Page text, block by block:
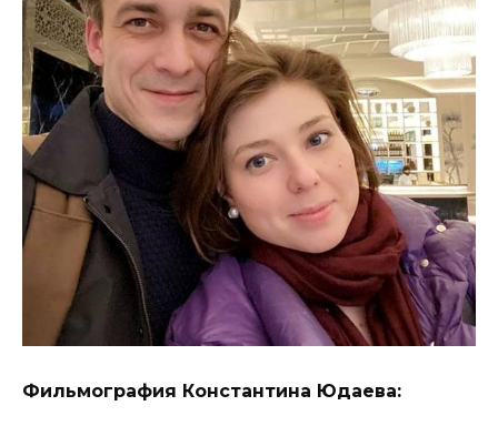
Фильмография Константина Юдаева: